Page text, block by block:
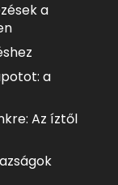
a
a
Az íztől